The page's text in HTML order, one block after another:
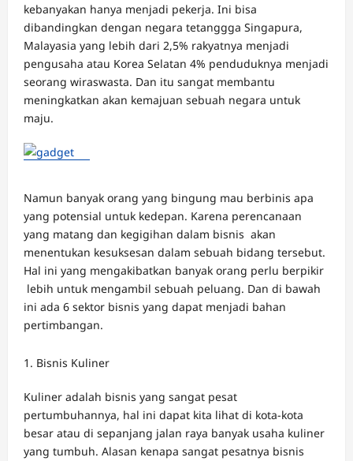
kebanyakan hanya menjadi pekerja. Ini bisa
dibandingkan dengan negara tetanggga Singapura,
Malayasia yang lebih dari 2,5% rakyatnya menjadi
pengusaha atau Korea Selatan 4% penduduknya menjadi
seorang wiraswasta. Dan itu sangat membantu
meningkatkan akan kemajuan sebuah negara untuk
maju.
Namun banyak orang yang bingung mau berbinis apa
yang potensial untuk kedepan. Karena perencanaan
yang matang dan kegigihan dalam bisnis akan
menentukan kesuksesan dalam sebuah bidang tersebut.
Hal ini yang mengakibatkan banyak orang perlu berpikir
lebih untuk mengambil sebuah peluang. Dan di bawah
ini ada 6 sektor bisnis yang dapat menjadi bahan
pertimbangan.
Bisnis Kuliner
Kuliner adalah bisnis yang sangat pesat
pertumbuhannya, hal ini dapat kita lihat di kota-kota
besar atau di sepanjang jalan raya banyak usaha kuliner
yang tumbuh. Alasan kenapa sangat pesatnya bisnis